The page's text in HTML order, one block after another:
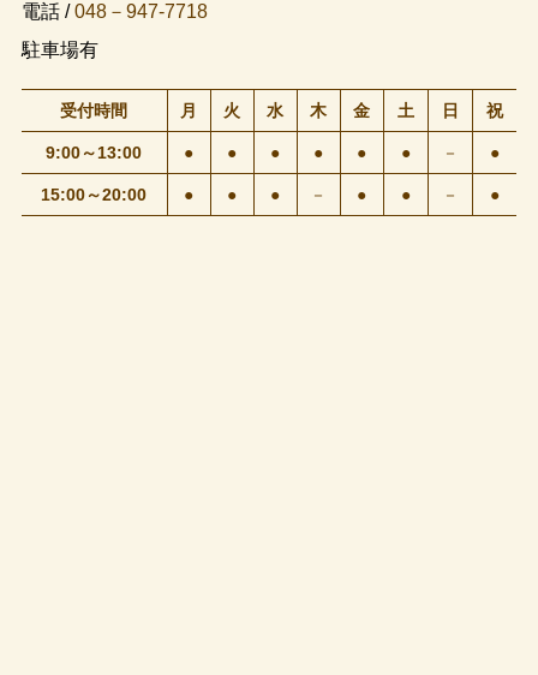
電話 /048－947-7718
駐車場有
受付時間 月 火 水 木 金 土 日 祝
9:00～13:00 ● ● ● ● ● ● － ●
15:00～20:00 ● ● ● － ● ● － ●